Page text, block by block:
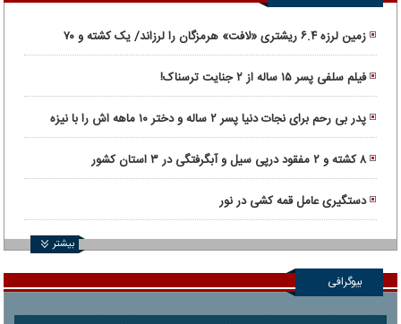
زمین لرزه ۶.۴ ریشتری «لافت» هرمزگان را لرزاند/ یک کشته و ۷۰
مصدوم
فیلم سلفی پسر ۱۵ ساله از ۲ جنایت ترسناک!
پدر بی رحم برای نجات دنیا پسر ۲ ساله و دختر ۱۰ ماهه اش را با نیزه
کشت!
۸ کشته و ۲ مفقود درپی سیل و آبگرفتگی در ۳ استان کشور
دستگیری عامل قمه کشی در نور
بیشتر
بیوگرافی